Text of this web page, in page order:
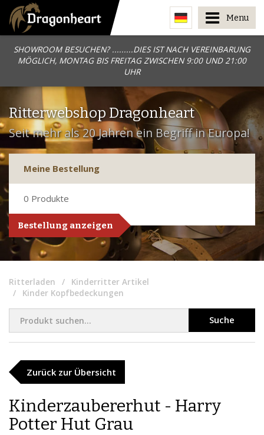
SHOWROOM BESUCHEN? .........DIES IST NACH VEREINBARUNG
MÖGLICH, MONTAG BIS FREITAG ZWISCHEN 9:00 UND 21:00
UHR
Menu
Ritterwebshop Dragonheart
Seit mehr als 20 Jahren ein Begriff in Europa!
Meine Bestellung
0 Produkte
Bestellung anzeigen
Ritterladen
Kinderritter Artikel
Kinder Kopfbedeckungen
Suche
Zurück zur Übersicht
Kinderzaubererhut - Harry
Potter Hut Grau